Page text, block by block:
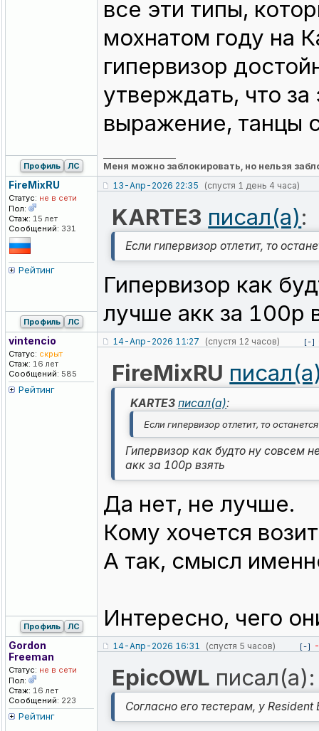
все эти типы,
мохнатом году на
гипервизор
утверждать, что
выражение, танцы
Меня можно заблокировать, но нельзя
Профиль ЛС
FireMixRU
Статус: не в сети
Пол:
Стаж: 15 лет
Сообщений: 331
Рейтинг
13-Апр-2026 22:35 (спустя 1 день 4 часа)
KARTE3 писал(а):
Если гипервизор отлетит, то
Гипервизор как
лучше акк за 100р
Профиль ЛС
vintencio
Статус: скрыт
Стаж: 16 лет
Сообщений: 585
Рейтинг
14-Апр-2026 11:27 (спустя 12 часов) [-]
FireMixRU
KARTE3 писал(а):
Если гипервизор отлетит, то
Гипервизор как будто ну совсем
акк за 100р взять
Да нет, не лучше.
Кому хочется
А так, смысл
Интересно, чего
Профиль ЛС
Gordon
Freeman
Статус: не в сети
Пол:
Стаж: 16 лет
Сообщений: 223
Рейтинг
14-Апр-2026 16:31 (спустя 5 часов) [-]
EpicOWL писал(а):
Согласно его тестерам, у